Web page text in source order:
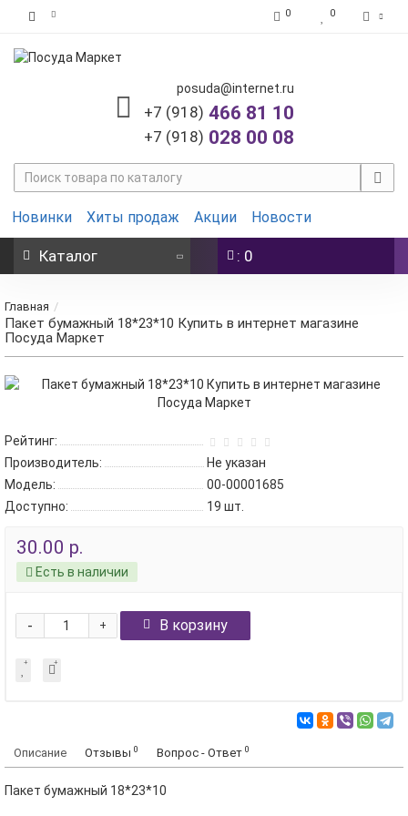
0 0
posuda@internet.ru
+7 (918) 466 81 10
+7 (918) 028 00 08
Новинки Хиты продаж Акции Новости
Каталог : 0
Главная
Пакет бумажный 18*23*10 Купить в интернет магазине
Посуда Маркет
Рейтинг:
Производитель:
Не указан
Модель:
00-00001685
Доступно:
19 шт.
30.00 р.
Есть в наличии
+
- В корзину
Описание Отзывы 0 Вопрос - Ответ 0
Пакет бумажный 18*23*10